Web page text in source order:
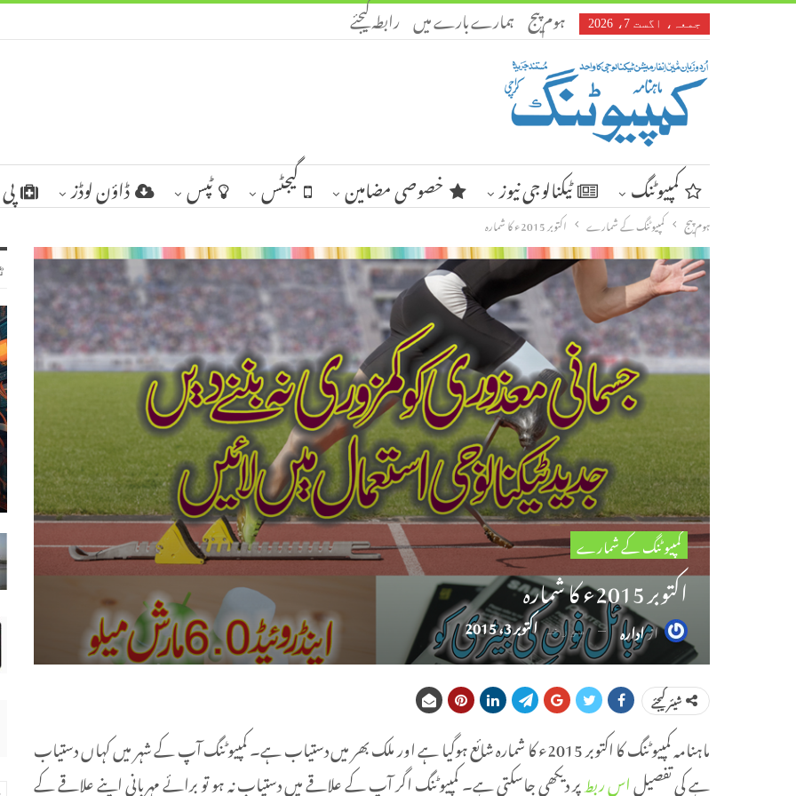
جمعہ، اگست 7، 2026 ہوم پیج ہمارے بارے میں رابطہ کیجئے
کمپیوٹنگ ٹیکنالوجی نیوز خصوصی مضامین گیجٹس ٹپس ڈاؤن لوڈز
ہوم پیج کمپیوٹنگ کے شمارے اکتوبر 2015ء کا شمارہ
کمپیوٹنگ کے شمارے
اکتوبر 2015ء کا شمارہ
ازادارہ مورخہاکتوبر 3، 2015
شیئر کیجئے
ماہنامہ کمپیوٹنگ کا اکتوبر 2015ء کا شمارہ شائع ہوگیا ہے اور ملک بھر میں دستیاب ہے۔ کمپیوٹنگ آپ کے شہر میں کہاں دستیاب
ہے کی تفصیلاس ربطپر دیکھی جاسکتی ہے۔ کمپیوٹنگ اگر آپ کے علاقے میں دستیاب نہ ہو تو برائے مہربانی اپنے علاقے کے